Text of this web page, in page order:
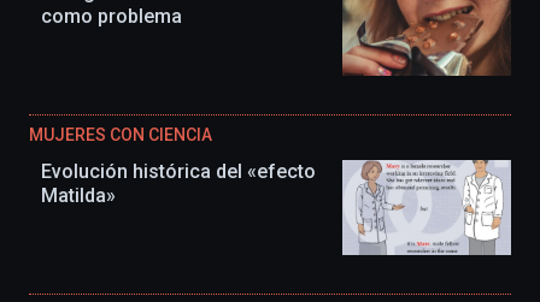
como problema
MUJERES CON CIENCIA
Evolución histórica del «efecto
Matilda»